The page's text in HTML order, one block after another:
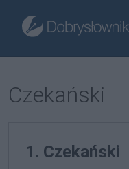
Czekański
1. Czekański